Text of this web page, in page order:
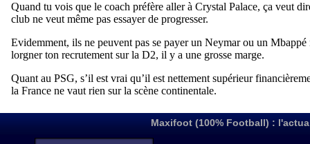
Maxifoot (100% Football) :